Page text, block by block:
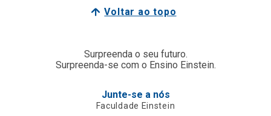
Voltar ao topo
Surpreenda o seu futuro.
Surpreenda-se com o Ensino Einstein.
Junte-se a nós
Faculdade Einstein